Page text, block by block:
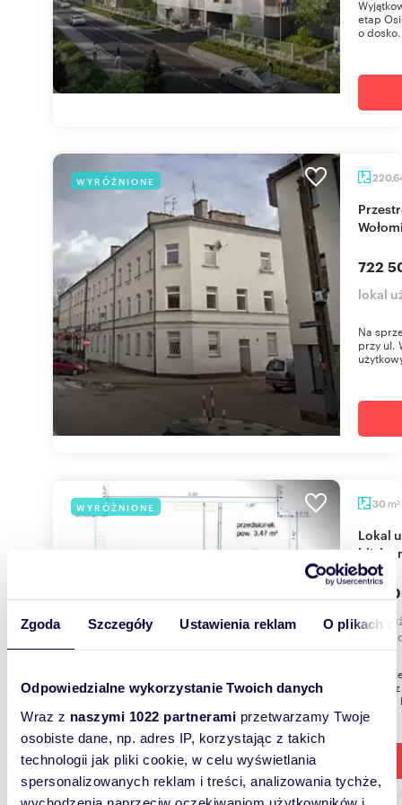
Zgoda Szczegóły Ustawienia reklam O plikach
Odpowiedzialne wykorzystanie Twoich danych
Wraz z naszymi 1022 partnerami przetwarzamy Twoje
osobiste dane, np. adres IP, korzystając z takich
technologii jak pliki cookie, w celu wyświetlania
spersonalizowanych reklam i treści, analizowania tychże,
etap
o
WYRÓŻNIONE
Przestronny lokal biurowy 220 m² w centrum
722
lokal
Na
przy ul.
WYRÓŻNIONE 30 m2
Lokal usługowo-handlowy 30m² z witrynami,
blisko
550
lokal
Do
30m/2